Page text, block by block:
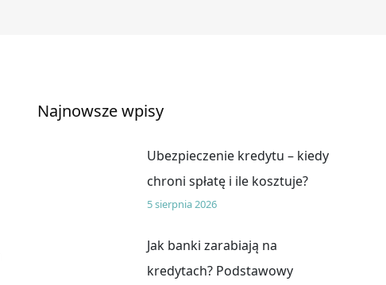
Najnowsze wpisy
Ubezpieczenie kredytu – kiedy
chroni spłatę i ile kosztuje?
5 sierpnia 2026
Jak banki zarabiają na
kredytach? Podstawowy